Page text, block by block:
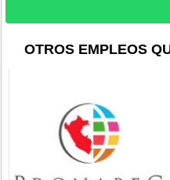
OTROS EMPLEOS